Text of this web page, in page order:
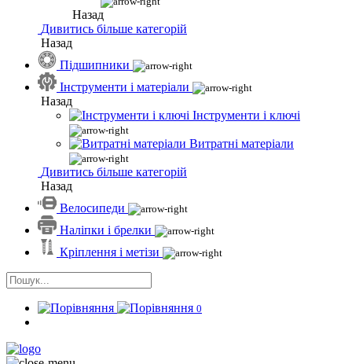
Назад
Дивитись більше категорій
Назад
Підшипники
Інструменти і матеріали
Назад
Інструменти і ключі
Витратні матеріали
Дивитись більше категорій
Назад
Велосипеди
Наліпки і брелки
Кріплення і метізи
0